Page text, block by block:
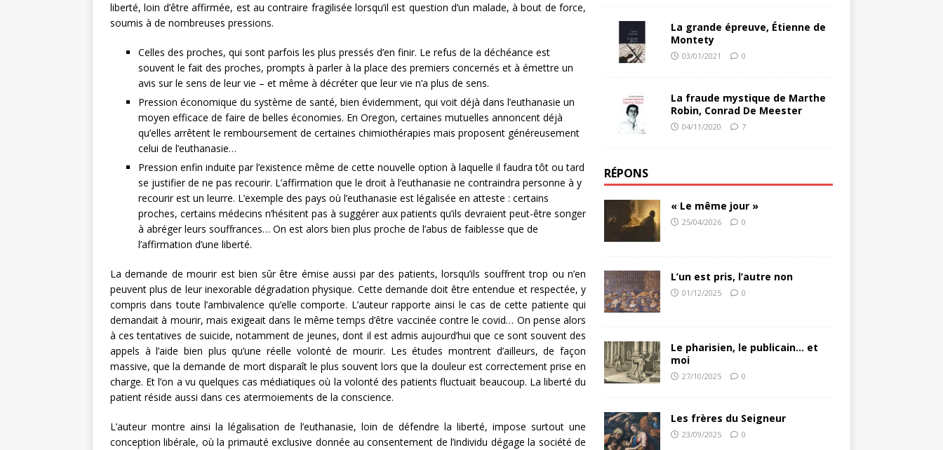
liberté, loin d’être affirmée, est au contraire fragilisée lorsqu’il est question d’un malade, à bout de force,
soumis à de nombreuses pressions.
Celles des proches, qui sont parfois les plus pressés d’en finir. Le refus de la déchéance est
souvent le fait des proches, prompts à parler à la place des premiers concernés et à émettre un
avis sur le sens de leur vie – et même à décréter que leur vie n’a plus de sens.
Pression économique du système de santé, bien évidemment, qui voit déjà dans l’euthanasie un
moyen efficace de faire de belles économies. En Oregon, certaines mutuelles annoncent déjà
qu’elles arrêtent le remboursement de certaines chimiothérapies mais proposent généreusement
celui de l’euthanasie…
Pression enfin induite par l’existence même de cette nouvelle option à laquelle il faudra tôt ou tard
se justifier de ne pas recourir. L’affirmation que le droit à l’euthanasie ne contraindra personne à y
recourir est un leurre. L’exemple des pays où l’euthanasie est légalisée en atteste : certains
proches, certains médecins n’hésitent pas à suggérer aux patients qu’ils devraient peut-être songer
à abréger leurs souffrances… On est alors bien plus proche de l’abus de faiblesse que de
l’affirmation d’une liberté.
La demande de mourir est bien sûr être émise aussi par des patients, lorsqu’ils souffrent trop ou n’en
peuvent plus de leur inexorable dégradation physique. Cette demande doit être entendue et respectée, y
compris dans toute l’ambivalence qu’elle comporte. L’auteur rapporte ainsi le cas de cette patiente qui
demandait à mourir, mais exigeait dans le même temps d’être vaccinée contre le covid… On pense alors
à ces tentatives de suicide, notamment de jeunes, dont il est admis aujourd’hui que ce sont souvent des
appels à l’aide bien plus qu’une réelle volonté de mourir. Les études montrent d’ailleurs, de façon
massive, que la demande de mort disparaît le plus souvent lors que la douleur est correctement prise en
charge. Et l’on a vu quelques cas médiatiques où la volonté des patients fluctuait beaucoup. La liberté du
patient réside aussi dans ces atermoiements de la conscience.
L’auteur montre ainsi la légalisation de l’euthanasie, loin de défendre la liberté, impose surtout une
conception libérale, où la primauté exclusive donnée au consentement de l’individu dégage la société de
La grande épreuve, Étienne de
Montety
03/01/2021 0
La fraude mystique de Marthe
Robin, Conrad De Meester
04/11/2020 7
RÉPONS
« Le même jour »
25/04/2026 0
L’un est pris, l’autre non
01/12/2025 0
Le pharisien, le publicain… et
moi
27/10/2025 0
Les frères du Seigneur
23/09/2025 0